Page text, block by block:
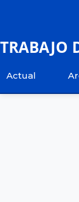
TRABAJO
Actual